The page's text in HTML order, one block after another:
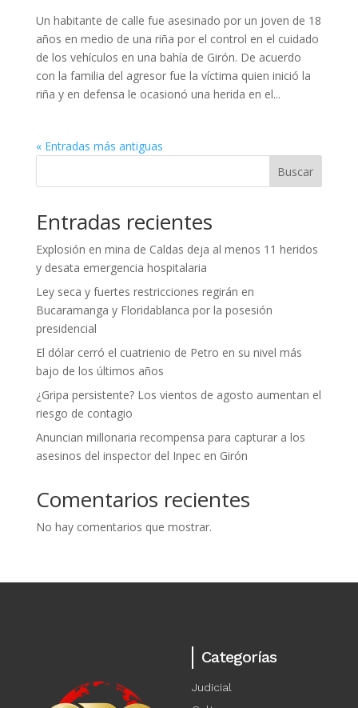
Un habitante de calle fue asesinado por un joven de 18
años en medio de una riña por el control en el cuidado
de los vehículos en una bahía de Girón. De acuerdo
con la familia del agresor fue la víctima quien inició la
riña y en defensa le ocasionó una herida en el...
« Entradas más antiguas
Buscar
Entradas recientes
Explosión en mina de Caldas deja al menos 11 heridos
y desata emergencia hospitalaria
Ley seca y fuertes restricciones regirán en
Bucaramanga y Floridablanca por la posesión
presidencial
El dólar cerró el cuatrienio de Petro en su nivel más
bajo de los últimos años
¿Gripa persistente? Los vientos de agosto aumentan el
riesgo de contagio
Anuncian millonaria recompensa para capturar a los
asesinos del inspector del Inpec en Girón
Comentarios recientes
No hay comentarios que mostrar.
Categorías
Judicial